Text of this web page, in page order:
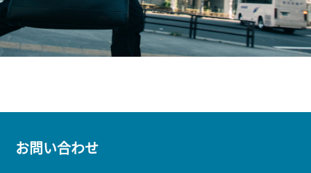
お問い合わせ